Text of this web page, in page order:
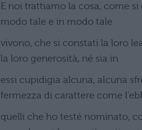
E noi trattiamo la cosa, come
modo tale e in modo tale
vivono, che si constati la loro
la loro generosità, né sia in
essi cupidigia alcuna, alcuna
fermezza di carattere come
quelli che ho testé nominato,